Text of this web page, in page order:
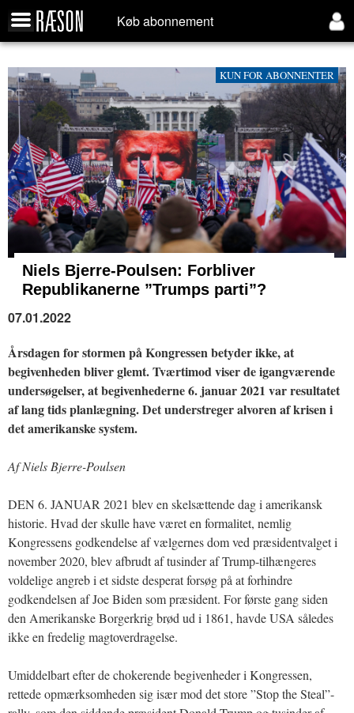
Køb abonnement
KUN FOR ABONNENTER
Niels Bjerre-Poulsen: Forbliver
Republikanerne ”Trumps parti”?
07.01.2022
Årsdagen for stormen på Kongressen betyder ikke, at
begivenheden bliver glemt. Tværtimod viser de igangværende
undersøgelser, at begivenhederne 6. januar 2021 var resultatet
af lang tids planlægning. Det understreger alvoren af krisen i
det amerikanske system.
Af Niels Bjerre-Poulsen
DEN 6. JANUAR 2021 blev en skelsættende dag i amerikansk
historie. Hvad der skulle have været en formalitet, nemlig
Kongressens godkendelse af vælgernes dom ved præsidentvalget i
november 2020, blev afbrudt af tusinder af Trump-tilhængeres
voldelige angreb i et sidste desperat forsøg på at forhindre
godkendelsen af Joe Biden som præsident. For første gang siden
den Amerikanske Borgerkrig brød ud i 1861, havde USA således
ikke en fredelig magtoverdragelse.
Umiddelbart efter de chokerende begivenheder i Kongressen,
rettede opmærksomheden sig især mod det store ”Stop the Steal”-